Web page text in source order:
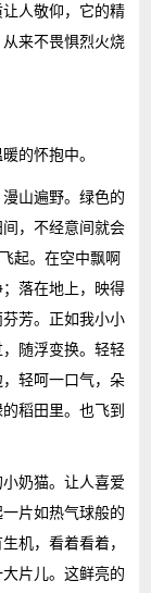
人敬仰，它的精
来不畏惧烈火烧
的怀抱中。
山遍野。绿色的
，不经意间就会
起。在空中飘啊
落在地上，映得
芳。正如我小小
随浮变换。轻轻
轻呵一口气，朵
稻田里。也飞到
奶猫。让人喜爱
片如热气球般的
机，看着看着，
片儿。这鲜亮的